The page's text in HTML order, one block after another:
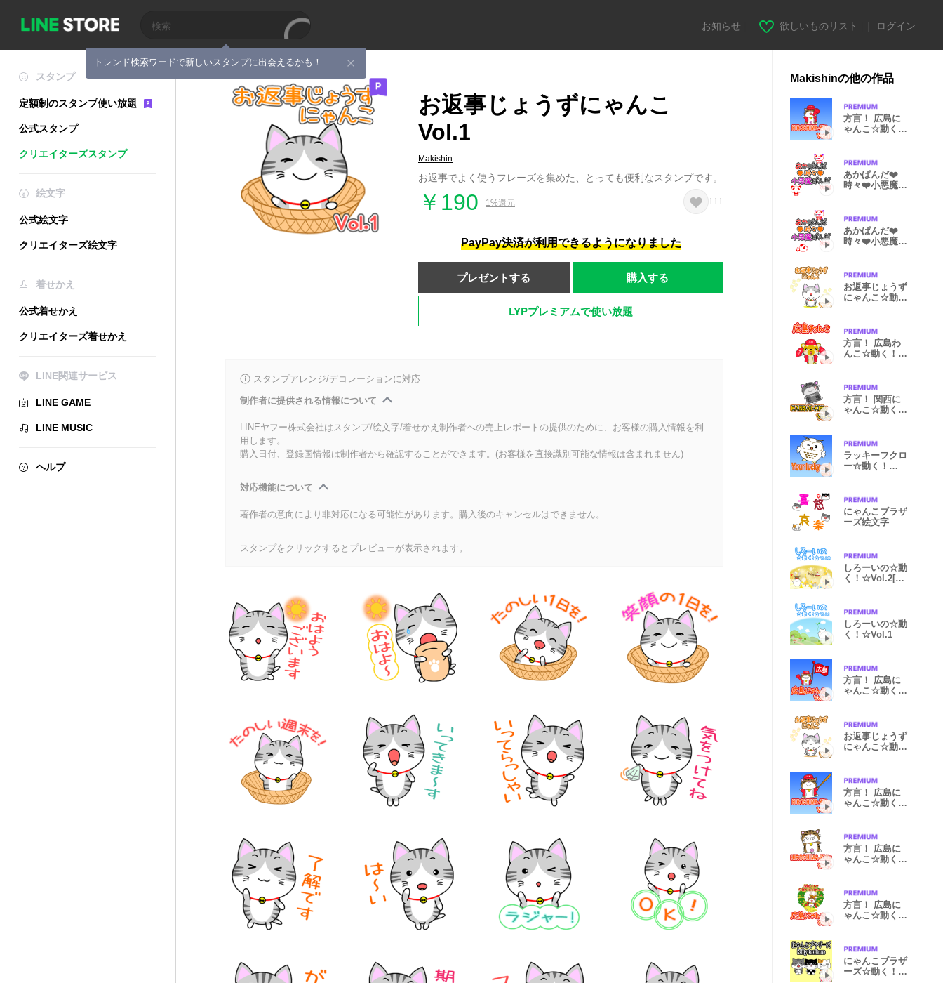
トレンド検索ワードで新しいスタンプに出会えるかも！
お知らせ 欲しいものリスト ログイン
スタンプ
定額制のスタンプ使い放題
公式スタンプ
クリエイターズスタンプ
絵文字
公式絵文字
クリエイターズ絵文字
着せかえ
公式着せかえ
クリエイターズ着せかえ
LINE関連サービス
LINE GAME
LINE MUSIC
ヘルプ
お返事じょうずにゃんこ
Vol.1
Makishin
お返事でよく使うフレーズを集めた、とっても便利なスタンプです。
￥190 1%還元 111
PayPay決済が利用できるようになりました
プレゼントする 購入する
LYPプレミアムで使い放題
スタンプアレンジ/デコレーションに対応
制作者に提供される情報について
LINEヤフー株式会社はスタンプ/絵文字/着せかえ制作者への売上レポートの提供のために、お客様の購入情報を利
用します。
購入日付、登録国情報は制作者から確認することができます。(お客様を直接識別可能な情報は含まれません)
対応機能について
著作者の意向により非対応になる可能性があります。購入後のキャンセルはできません。
スタンプをクリックするとプレビューが表示されます。
Makishinの他の作品
方言！ 広島に
ゃんこ☆動く！
あかぱんだ❤️
時々❤️小悪魔ぱ
あかぱんだ❤️
時々❤️小悪魔ぱ
お返事じょうず
にゃんこ☆動
方言！ 広島わ
んこ☆動く！☆
方言！ 関西に
ゃんこ☆動く！
ラッキーフクロ
ー☆動く！
にゃんこブラザ
ーズ絵文字
しろーいの☆動
く！☆Vol.2[冬
しろーいの☆動
く！☆Vol.1
方言！ 広島に
ゃんこ☆動く！
お返事じょうず
にゃんこ☆動
方言！ 広島に
ゃんこ☆動く！
方言！ 広島に
ゃんこ☆動く！
方言！ 広島に
ゃんこ☆動く！
にゃんこブラザ
ーズ☆動く！☆